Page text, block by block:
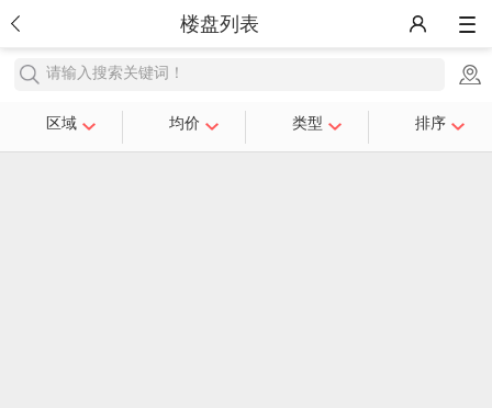
楼盘列表
请输入搜索关键词！
区域 均价 类型 排序